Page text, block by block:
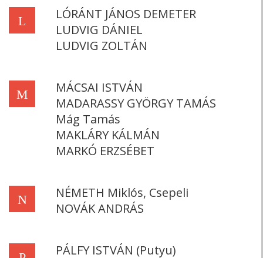
L
LÓRÁNT JÁNOS DEMETER
LUDVIG DÁNIEL
LUDVIG ZOLTÁN
M
MÁCSAI ISTVÁN
MADARASSY GYÖRGY TAMÁS
Mág Tamás
MAKLÁRY KÁLMÁN
MARKÓ ERZSÉBET
N
NÉMETH Miklós, Csepeli
NOVÁK ANDRÁS
PÁLFY ISTVÁN (Putyu)